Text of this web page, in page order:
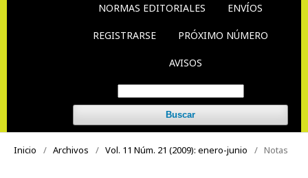
NORMAS EDITORIALES ENVÍOS
REGISTRARSE PRÓXIMO NÚMERO
AVISOS
Buscar
Inicio / Archivos / Vol. 11 Núm. 21 (2009): enero-junio / Notas